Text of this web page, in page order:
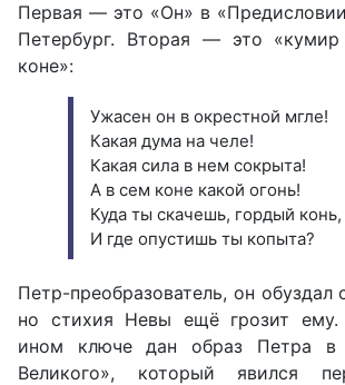
Первая — это «Он» в
Петербург. Вторая — это
коне»:
Ужасен он в окрестной мгле!
Какая дума на челе!
Какая сила в нем сокрыта!
А в сем коне какой огонь!
Куда ты скачешь, гордый конь,
И где опустишь ты копыта?
Петр-преобразователь, он обуздал
но стихия Невы ещё грозит ему.
ином ключе дан образ Петра в
Великого», который явился